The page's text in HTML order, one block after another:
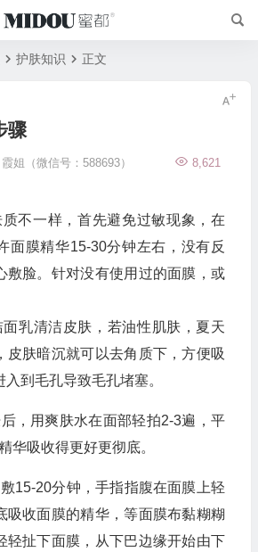
护肤知识 正文
骤
霞姐（微信号：588693）
8,621
不一样，首先避免过敏现象，在
面膜精华15-30分钟左右，没有反
敷脸。针对没有使用过的面膜，或
乳清洁皮肤，若油性肌肤，夏天
皮肤暗沉就可以去角质下，方便吸
到毛孔导致毛孔堵塞。
，用爽肤水在面部轻拍2-3遍，平
华吸收得更好更彻底。
15-20分钟，手指指腹在面膜上轻
吸收面膜的精华，等面膜布黏糊糊
轻扯下面膜，从下巴边缘开始由下